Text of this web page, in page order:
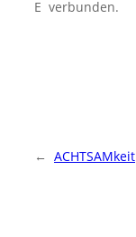
E verbunden.
← ACHTSAMkeit